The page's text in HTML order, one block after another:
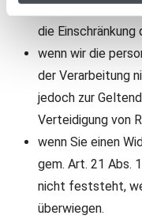
die Einschränkung
wenn wir die
der Verarbeitung
jedoch zur
Verteidigung von
wenn Sie einen
gem. Art. 21 Abs.
nicht feststeht,
überwiegen.